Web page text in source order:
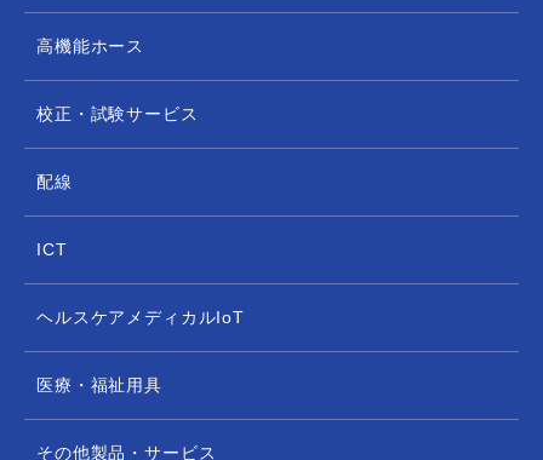
され個人情報を引き継ぐ場合。
個人情報に関して開示等を希望される場合は、「
示対象個人情報の周知及び開示等の請求について」
高機能ホース
校正・試験サービス
配線
ICT
ヘルスケアメディカルIoT
医療・福祉用具
その他製品・サービス